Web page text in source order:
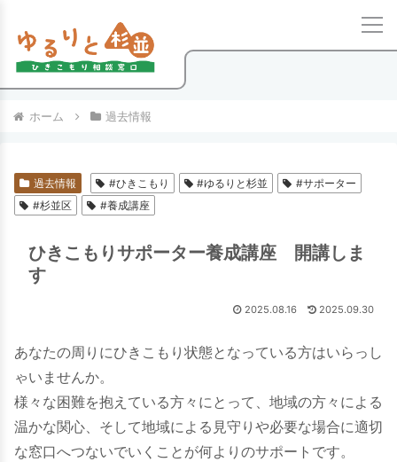
ホーム 過去情報
過去情報 #ひきこもり #ゆるりと杉並
#サポーター
#杉並区
#養成講座
ひきこもりサポーター養成講座 開講しま
す
2025.08.16 2025.09.30
あなたの周りにひきこもり状態となっている方はいらっし
ゃいませんか。
様々な困難を抱えている方々にとって、地域の方々による
温かな関心、そして地域による見守りや必要な場合に適切
な窓口へつないでいくことが何よりのサポートです。